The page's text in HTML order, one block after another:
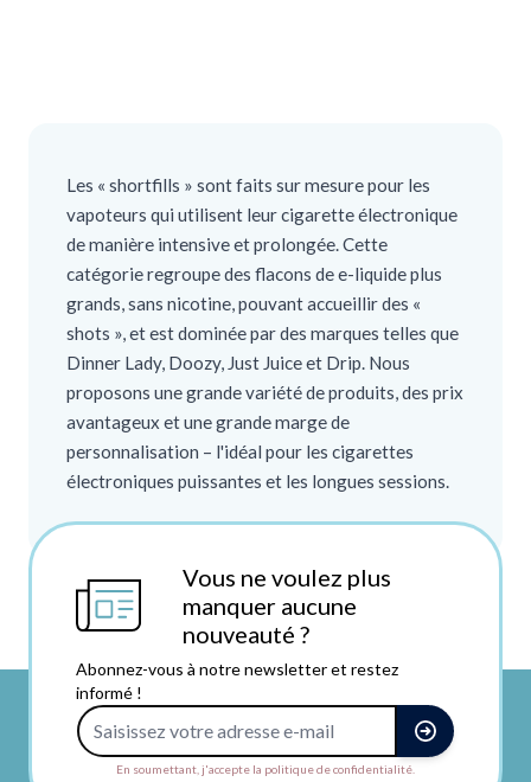
Les « shortfills » sont faits sur mesure pour les
vapoteurs qui utilisent leur cigarette électronique
de manière intensive et prolongée. Cette
catégorie regroupe des flacons de e-liquide plus
grands, sans nicotine, pouvant accueillir des «
shots », et est dominée par des marques telles que
Dinner Lady, Doozy, Just Juice et Drip. Nous
proposons une grande variété de produits, des prix
avantageux et une grande marge de
personnalisation – l'idéal pour les cigarettes
électroniques puissantes et les longues sessions.
Vous ne voulez plus
manquer aucune
nouveauté ?
Abonnez-vous à notre newsletter et restez
informé !
En soumettant, j'accepte la politique de confidentialité.